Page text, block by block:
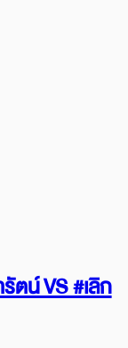
ตน์ VS #เลิก